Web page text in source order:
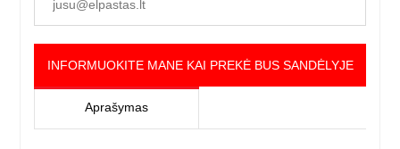
INFORMUOKITE MANE KAI PREKĖ BUS SANDĖLYJE
Aprašymas